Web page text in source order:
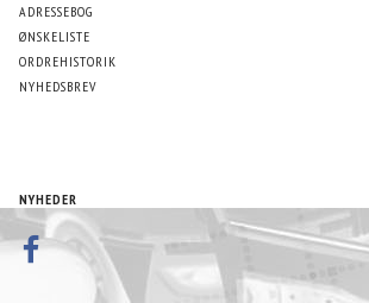
ADRESSEBOG
ØNSKELISTE
ORDREHISTORIK
NYHEDSBREV
NYHEDER